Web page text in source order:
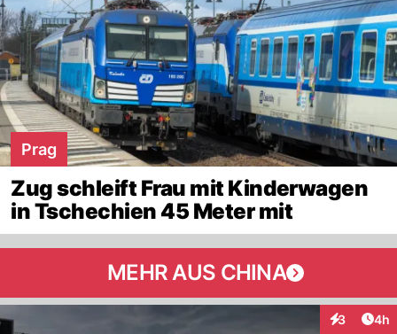
Prag
Zug schleift Frau mit Kinderwagen
in Tschechien 45 Meter mit
MEHR AUS CHINA
3 4h